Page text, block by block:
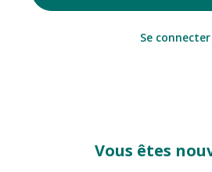
Se connecter
Vous êtes